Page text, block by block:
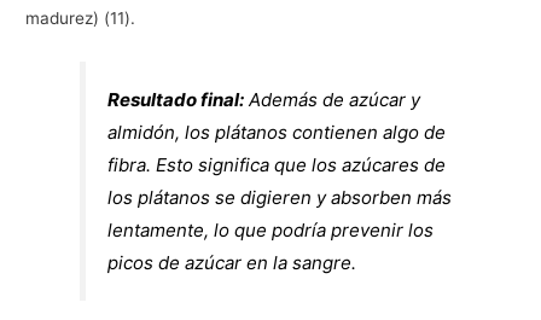
madurez) (11).
Resultado final: Además de azúcar y
almidón, los plátanos contienen algo de
fibra. Esto significa que los azúcares de
los plátanos se digieren y absorben más
lentamente, lo que podría prevenir los
picos de azúcar en la sangre.